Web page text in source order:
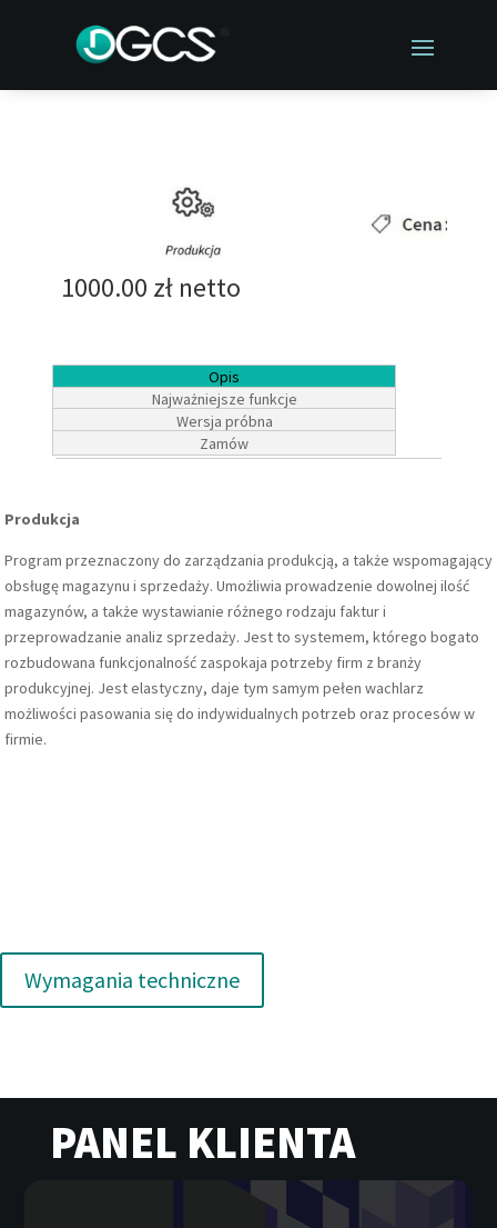
1000.00 zł netto
Opis
Najważniejsze funkcje
Wersja próbna
Zamów
Produkcja
Program przeznaczony do zarządzania produkcją, a także wspomagający
obsługę magazynu i sprzedaży. Umożliwia prowadzenie dowolnej ilość
magazynów, a także wystawianie różnego rodzaju faktur i
przeprowadzanie analiz sprzedaży. Jest to systemem, którego bogato
rozbudowana funkcjonalność zaspokaja potrzeby firm z branży
produkcyjnej. Jest elastyczny, daje tym samym pełen wachlarz
możliwości pasowania się do indywidualnych potrzeb oraz procesów w
firmie.
Wymagania techniczne
PANEL KLIENTA